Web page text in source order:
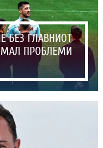
БЕЗ ГЛАВНИОТ
ПРОБЛЕМИ